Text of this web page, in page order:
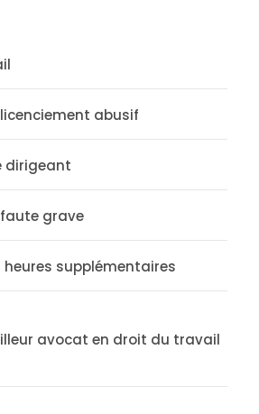
abusif
dirigeant
grave
heures supplémentaires
avocat en droit du travail